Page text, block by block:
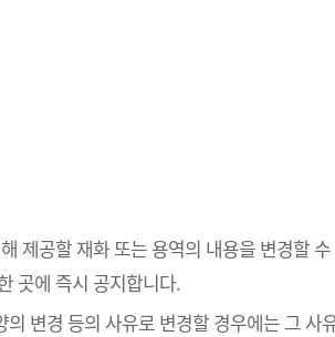
제공할 재화 또는 용역의 내용을 변경할
곳에 즉시 공지합니다.
변경 등의 사유로 변경할 경우에는 그 사